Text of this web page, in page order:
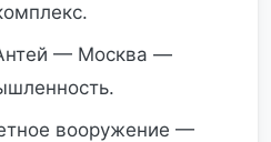
— Москва —
вооружение —